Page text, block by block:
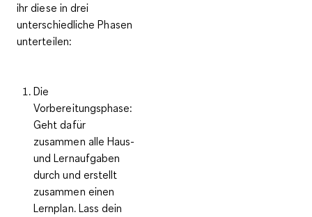
ihr diese in drei
unterschiedliche Phasen
unterteilen:
Die
Vorbereitungsphase:
Geht dafür
zusammen alle Haus-
und Lernaufgaben
durch und erstellt
zusammen einen
Lernplan. Lass dein